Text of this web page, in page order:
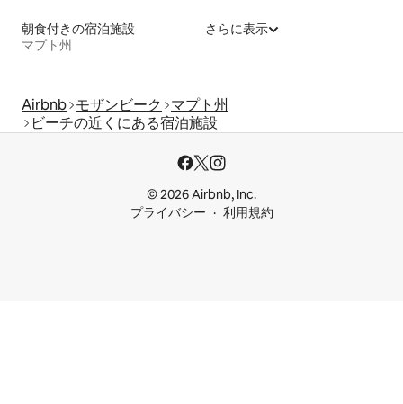
朝食付きの宿泊施設
マプト州
さらに表示
Airbnb モザンビーク
マプト州
ビーチの近くにある宿泊施設
© 2026 Airbnb, Inc.
プライバシー
利用規約